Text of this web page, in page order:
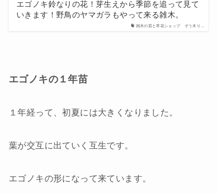
雑木の苗と草花ショップ ぞう木り...
エゴノキ鈴なりの花！芽生えから季節を追って見て
いきます！野鳥のヤマガラもやって来る雑木。
エゴノキの１年苗
１年経って、初夏には大きくなりました。
葉が交互に出ていく互生です。
エゴノキの形になって来ています。